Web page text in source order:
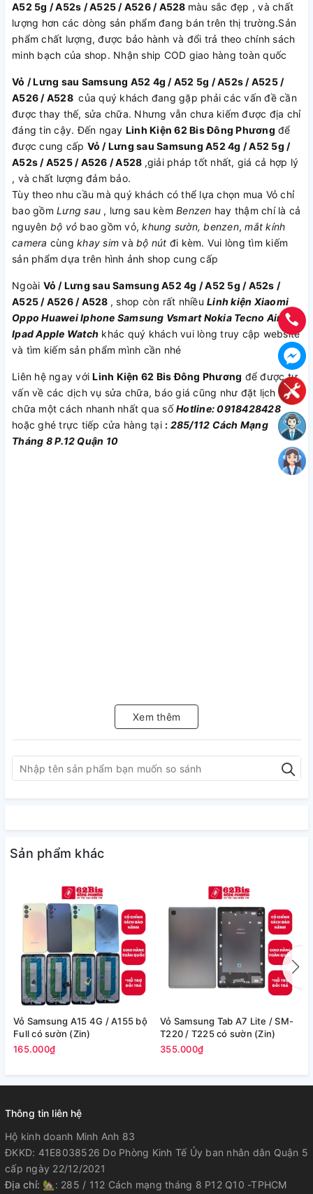
A52 5g / A52s / A525 / A526 / A528 màu sắc đẹp , và chất
lượng hơn các dòng sản phẩm đang bán trên thị trường.Sản
phẩm chất lượng, được bảo hành và đổi trả theo chính sách
minh bạch của shop. Nhận ship COD giao hàng toàn quốc
Vỏ / Lưng sau Samsung A52 4g / A52 5g / A52s / A525 /
A526 / A528 của quý khách đang gặp phải các vấn đề cần
được thay thế, sửa chữa. Nhưng vẫn chưa kiếm được địa chỉ
đáng tin cậy. Đến ngay Linh Kiện 62 Bis Đông Phương để
được cung cấp Vỏ / Lưng sau Samsung A52 4g / A52 5g /
A52s / A525 / A526 / A528 ,giải pháp tốt nhất, giá cả hợp lý
, và chất lượng đảm bảo.
Tùy theo nhu cầu mà quý khách có thể lựa chọn mua Vỏ chỉ
bao gồm Lưng sau , lưng sau kèm Benzen hay thậm chí là cả
nguyên bộ vỏ bao gồm vỏ,khung sườn, benzen,mắt kính
camera cùng khay sim và bộ nút đi kèm. Vui lòng tìm kiếm
sản phẩm dựa trên hình ảnh shop cung cấp
Ngoài Vỏ / Lưng sau Samsung A52 4g / A52 5g / A52s /
A525 / A526 / A528 , shop còn rất nhiều Linh kiện Xiaomi
Oppo HuaweiIphone Samsung Vsmart Nokia Tecno Airpod
IpadApple Watch khác quý khách vui lòng truy cập website
và tìm kiếm sản phẩm mình cần nhé
Liên hệ ngay vớiLinh Kiện 62 Bis Đông Phương để được tư
vấn về các dịch vụ sửa chữa, báo giá cũng như đặt lịch sửa
chữa một cách nhanh nhất qua sốHotline: 0918428428
hoặc ghé trực tiếp cửa hàng tại : 285/112 Cách Mạng
Tháng 8 P.12 Quận 10
Xem thêm
Sản phẩm khác
Vỏ Samsung A15 4G / A155 bộ
Full có sườn (Zin)
165.000₫
Vỏ Samsung Tab A7 Lite / SM-
T220 / T225 có sườn (Zin)
355.000₫
Thông tin liên hệ
Hộ kinh doanh Minh Anh 83
ĐKKD: 41E8038526 Do Phòng Kinh Tế Ủy ban nhân dân Quận 5
cấp ngày 22/12/2021
Địa chỉ: 🏡: 285 / 112 Cách mạng tháng 8 P12 Q10 -TPHCM